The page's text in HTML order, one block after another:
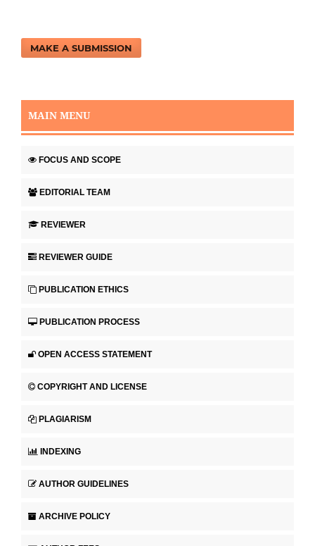
MAKE A SUBMISSION
MAIN MENU
FOCUS AND SCOPE
EDITORIAL TEAM
REVIEWER
REVIEWER GUIDE
PUBLICATION ETHICS
PUBLICATION PROCESS
OPEN ACCESS STATEMENT
COPYRIGHT AND LICENSE
PLAGIARISM
INDEXING
AUTHOR GUIDELINES
ARCHIVE POLICY